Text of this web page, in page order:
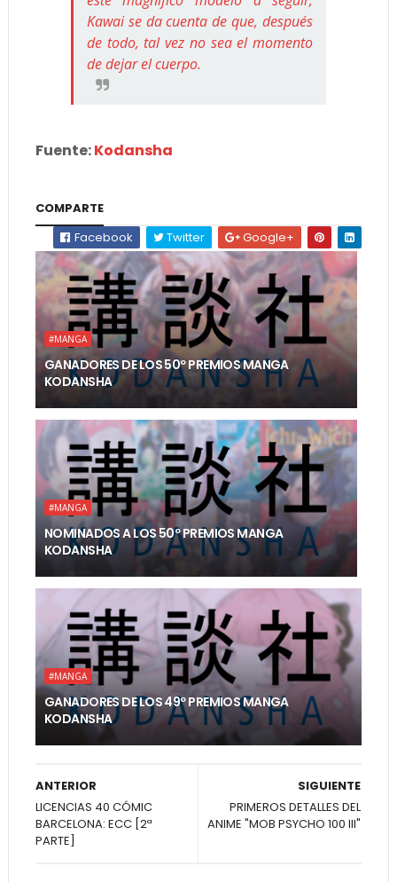
Kawai se da cuenta de que, después
de todo, tal vez no sea el momento
de dejar el cuerpo.
Fuente:Kodansha
COMPARTE
Facebook
Twitter Google+
#MANGA
GANADORES DE LOS 50º PREMIOS MANGA
KODANSHA
#MANGA
NOMINADOS A LOS 50º PREMIOS MANGA
KODANSHA
#MANGA
GANADORES DE LOS 49º PREMIOS MANGA
KODANSHA
SIGUIENTE
PRIMEROS DETALLES DEL
ANIME "MOB PSYCHO 100 III"
ANTERIOR
LICENCIAS 40 CÓMIC
BARCELONA: ECC [2ª
PARTE]